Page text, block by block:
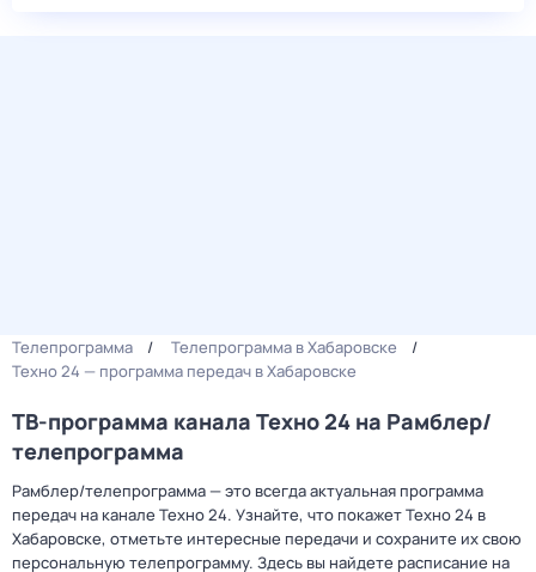
Телепрограмма
Телепрограмма в Хабаровске
Техно 24 — программа передач в Хабаровске
ТВ-программа канала Техно 24 на Рамблер/
телепрограмма
Рамблер/телепрограмма — это всегда актуальная программа
передач на канале Техно 24. Узнайте, что покажет Техно 24 в
Хабаровске, отметьте интересные передачи и сохраните их свою
персональную телепрограмму. Здесь вы найдете расписание на